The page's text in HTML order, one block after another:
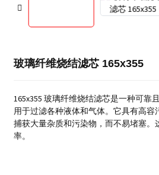
玻璃纤维烧结滤芯 165x355
165x355 玻璃纤维烧结滤芯是一种可靠
用于过滤各种液体和气体。它具有高容
捕获大量杂质和污染物，而不易堵塞。
率。